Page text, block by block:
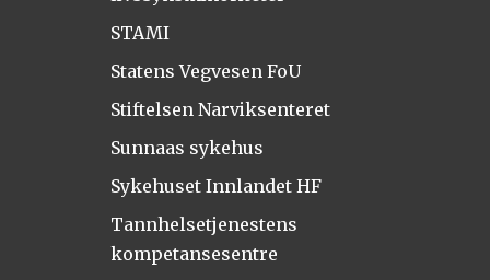
STAMI
Statens Vegvesen FoU
Stiftelsen Narviksenteret
Sunnaas sykehus
Sykehuset Innlandet HF
Tannhelsetjenestens
kompetansesentre